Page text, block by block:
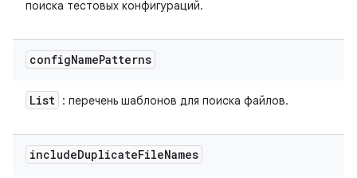
поиска тестовых конфигураций.
configNamePatterns
List : перечень шаблонов для поиска файлов.
includeDuplicateFileNames